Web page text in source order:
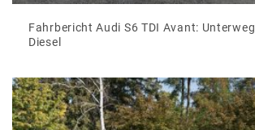
Fahrbericht Audi S6 TDI Avant:
Diesel